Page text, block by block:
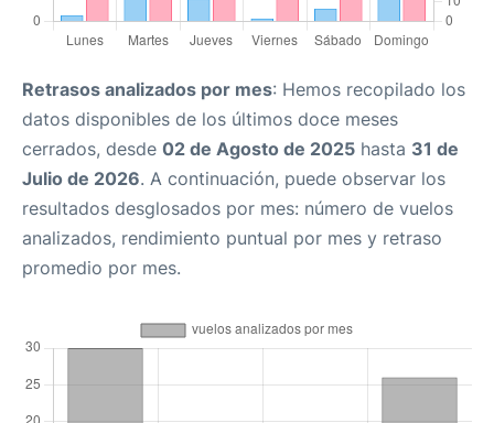
Retrasos analizados por mes: Hemos recopilado los
datos disponibles de los últimos doce meses
cerrados, desde 02 de Agosto de 2025 hasta 31 de
Julio de 2026. A continuación, puede observar los
resultados desglosados por mes: número de vuelos
analizados, rendimiento puntual por mes y retraso
promedio por mes.